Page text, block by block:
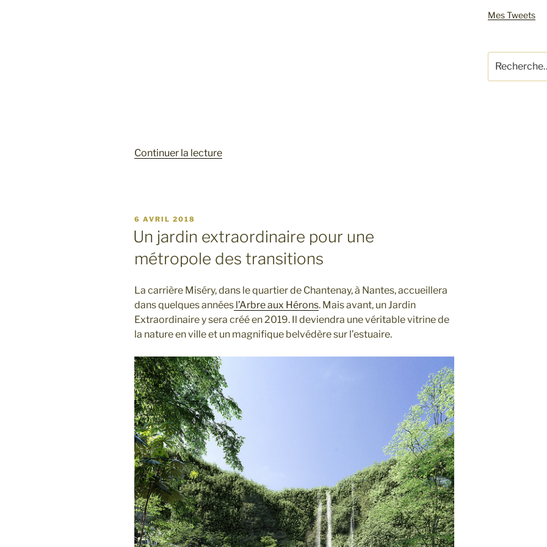
Continuer la lecturede
au
cœur
projet
de
ville
Nord »
PUBLIÉ
LE
6 AVRIL 2018
Un jardin extraordinaire pour une
métropole des transitions
La carrière Miséry, dans le quartier de Chantenay, à Nantes, accueillera
dans quelques années l’Arbre aux Hérons. Mais avant, un Jardin
Extraordinaire y sera créé en 2019. Il deviendra une véritable vitrine de
la nature en ville et un magnifique belvédère sur l’estuaire.
Mes Tweets
pour
: